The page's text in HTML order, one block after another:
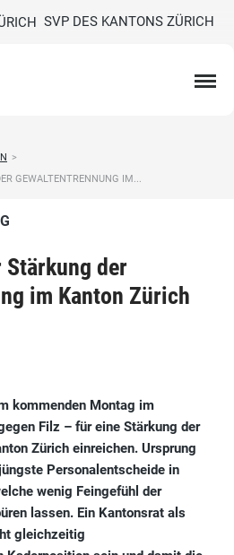
SVP DES KANTONS ZÜRICH
>
GEWALTENTRENNUNG IM...
der
im Kanton Zürich
kommenden Montag im
Filz – für eine Stärkung der
Zürich einreichen. Ursprung
Personalentscheide in
wenig Feingefühl der
lassen. Ein Kantonsrat als
gleichzeitig